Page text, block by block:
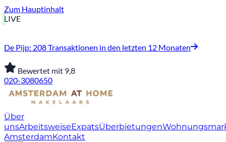
Zum Hauptinhalt
LIVE
De Pijp: 208 Transaktionen in den letzten 12 Monaten
Bewertet mit 9,8
020-3080650
Über
unsArbeitsweiseExpatsÜberbietungen
AmsterdamKontakt